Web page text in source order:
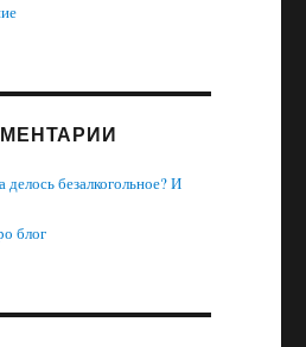
делось безалкогольное? И
блог